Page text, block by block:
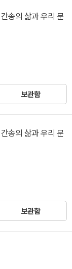
송의 삶과 우리 문
보관함
송의 삶과 우리 문
보관함